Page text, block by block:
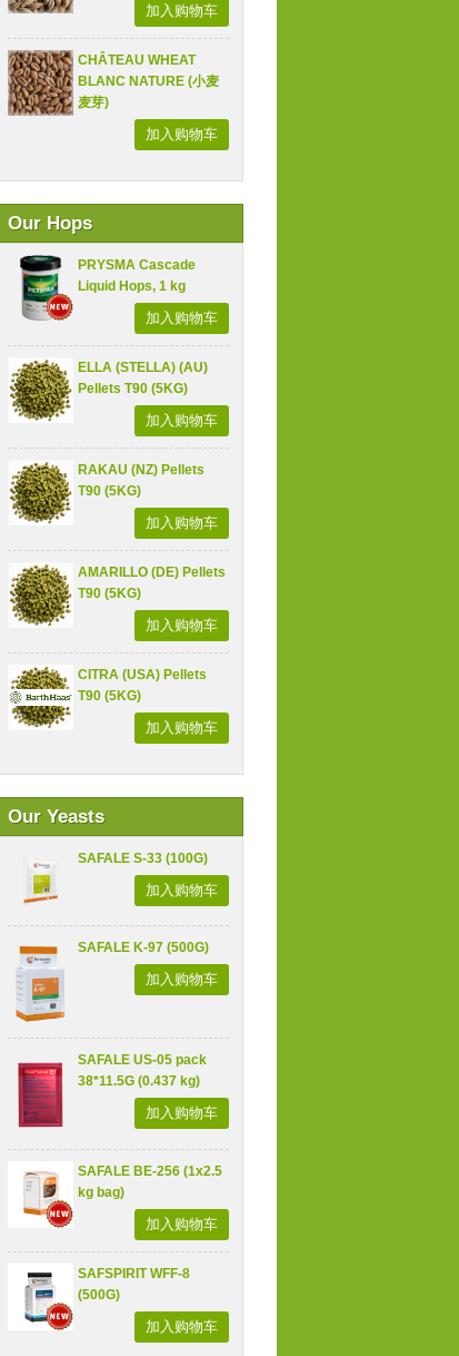
加入购物车
CHÂTEAU WHEAT
BLANC NATURE (小麦
麦芽)
加入购物车
Our Hops
PRYSMA Cascade
Liquid Hops, 1 kg
加入购物车
ELLA (STELLA) (AU)
Pellets T90 (5KG)
加入购物车
RAKAU (NZ) Pellets
T90 (5KG)
加入购物车
AMARILLO (DE) Pellets
T90 (5KG)
加入购物车
CITRA (USA) Pellets
T90 (5KG)
加入购物车
Our Yeasts
SAFALE S-33 (100G)
加入购物车
SAFALE K-97 (500G)
加入购物车
SAFALE US-05 pack
38*11.5G (0.437 kg)
加入购物车
SAFALE BE-256 (1x2.5
kg bag)
加入购物车
SAFSPIRIT WFF-8
(500G)
加入购物车